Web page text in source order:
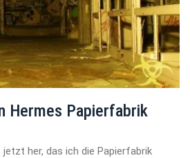
Hermes Papierfabrik
her, das ich die Papierfabrik